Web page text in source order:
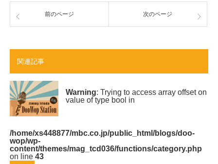
前のページ 次のページ
関連記事
Warning: Trying to access array offset on
value of type bool in
/home/xs448877/mbc.co.jp/public_html/blogs/doo-
wop/wp-
content/themes/mag_tcd036/functions/category.php
on line 43